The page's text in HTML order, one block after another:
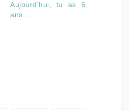
Aujourd’hui, tu as 6
ans…